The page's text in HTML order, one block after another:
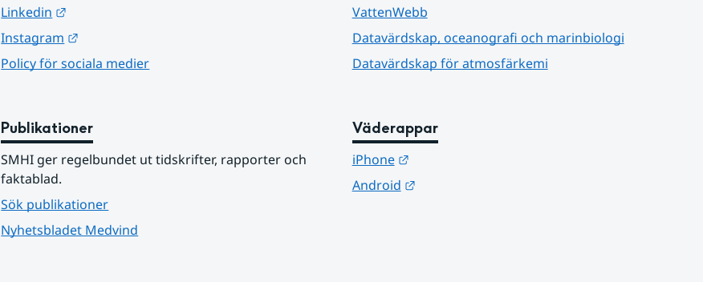
Linkedin
Instagram
Policy för sociala medier
VattenWebb
Datavärdskap, oceanografi och marinbiologi
Datavärdskap för atmosfärkemi
Publikationer
SMHI ger regelbundet ut tidskrifter, rapporter och
faktablad.
Sök publikationer
Nyhetsbladet Medvind
Väderappar
iPhone
Länk till annan webbplats.
Android
Länk till annan webbplats.